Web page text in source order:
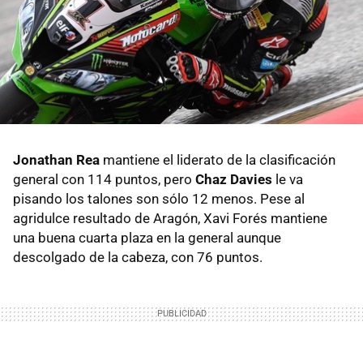
Jonathan Rea mantiene el liderato de la clasificación
general con 114 puntos, pero Chaz Davies le va
pisando los talones son sólo 12 menos. Pese al
agridulce resultado de Aragón, Xavi Forés mantiene
una buena cuarta plaza en la general aunque
descolgado de la cabeza, con 76 puntos.